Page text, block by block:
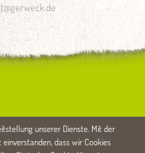
AGB Datenschutz
unserer Dienste. Mit der
dass wir Cookies